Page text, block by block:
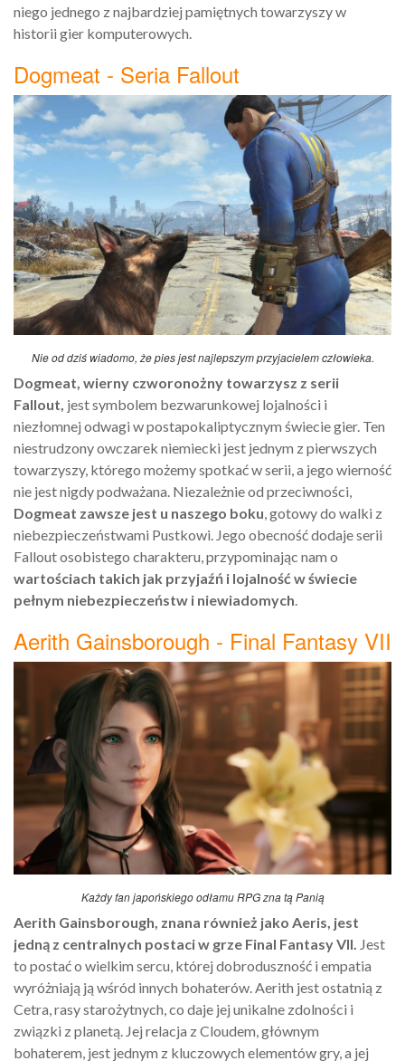
niego jednego z najbardziej pamiętnych towarzyszy w
historii gier komputerowych.
Dogmeat - Seria Fallout
Nie od dziś wiadomo, że pies jest najlepszym przyjacielem człowieka.
Dogmeat, wierny czworonożny towarzysz z serii
Fallout, jest symbolem bezwarunkowej lojalności i
niezłomnej odwagi w postapokaliptycznym świecie gier. Ten
niestrudzony owczarek niemiecki jest jednym z pierwszych
towarzyszy, którego możemy spotkać w serii, a jego wierność
nie jest nigdy podważana. Niezależnie od przeciwności,
Dogmeat zawsze jest u naszego boku, gotowy do walki z
niebezpieczeństwami Pustkowi. Jego obecność dodaje serii
Fallout osobistego charakteru, przypominając nam o
wartościach takich jak przyjaźń i lojalność w świecie
pełnym niebezpieczeństw i niewiadomych.
Aerith Gainsborough - Final Fantasy VII
Każdy fan japońskiego odłamu RPG zna tą Panią
Aerith Gainsborough, znana również jako Aeris, jest
jedną z centralnych postaci w grze Final Fantasy VII. Jest
to postać o wielkim sercu, której dobroduszność i empatia
wyróżniają ją wśród innych bohaterów. Aerith jest ostatnią z
Cetra, rasy starożytnych, co daje jej unikalne zdolności i
związki z planetą. Jej relacja z Cloudem, głównym
bohaterem, jest jednym z kluczowych elementów gry, a jej